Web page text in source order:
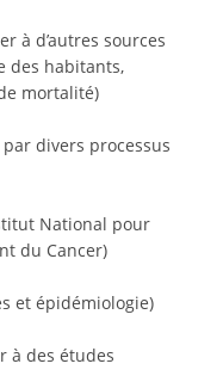
à d’autres sources
des habitants,
mortalité)
divers processus
National pour
du Cancer)
et épidémiologie)
à des études